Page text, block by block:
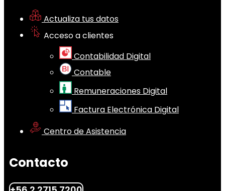
Actualiza tus datos
Acceso a clientes
Contabilidad Digital
Contable
Remuneraciones Digital
Factura Electrónica Digital
Centro de Asistencia
Contacto